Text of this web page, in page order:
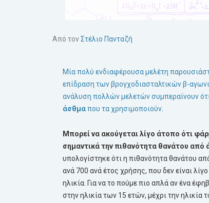
Από τονΣτέλιο Πανταζή
Μία πολύ ενδιαφέρουσα μελέτη
επίδραση των βρογχοδιασταλτικών β-
ανάλυση πολλών μελετών συμπεραίνουν
άσθμαπου τα χρησιμοποιούν.
Μπορεί να ακούγεται λίγο άτοπο ότι
σημαντικά την πιθανότητα θανάτου από
υπολογίστηκε ότι η πιθανότητα θανάτου
ανά 700 ανά έτος χρήσης, που δεν είναι
ηλικία. Για να το πούμε πιο απλά αν ένα
στην ηλικία των 15 ετών, μέχρι την ηλικία